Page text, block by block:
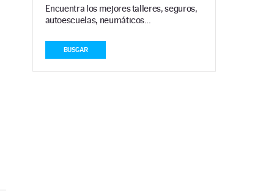
Encuentra los mejores talleres, seguros,
autoescuelas, neumáticos…
BUSCAR